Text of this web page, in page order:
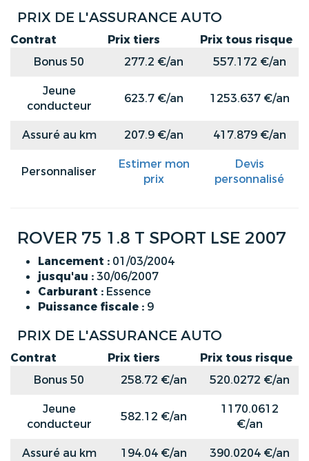
PRIX DE L'ASSURANCE AUTO
Contrat Prix tiers
Prix tous risque
Bonus 50
277.2 €/an
557.172 €/an
Jeune
conducteur
623.7 €/an 1253.637 €/an
Assuré au km 207.9 €/an 417.879 €/an
Personnaliser
Estimer mon
prix
Devis
personnalisé
ROVER 75 1.8 T SPORT LSE 2007
Lancement : 01/03/2004
jusqu'au :30/06/2007
Carburant : Essence
Puissance fiscale : 9
PRIX DE L'ASSURANCE AUTO
Contrat Prix tiers
Prix tous risque
Bonus 50
258.72 €/an
520.0272 €/an
Jeune
conducteur
582.12 €/an
1170.0612
€/an
Assuré au km
194.04 €/an 390.0204 €/an